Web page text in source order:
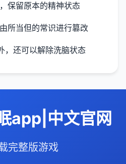
保留原本的精神状态
所当但的常识进行篡改
，还可以解除洗脑状态
app|中文官网
完整版游戏